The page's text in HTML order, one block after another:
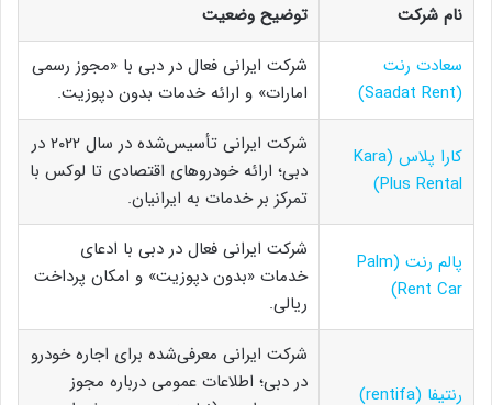
نام شرکت
توضیح وضعیت
سعادت رنت
(Saadat Rent)
شرکت ایرانی فعال در دبی با «مجوز رسمی
امارات» و ارائه خدمات بدون دپوزیت.
کارا پلاس (Kara
Plus Rental)
شرکت ایرانی تأسیس‌شده در سال ۲۰۲۲ در
دبی؛ ارائه خودروهای اقتصادی تا لوکس با
تمرکز بر خدمات به ایرانیان.
پالم رنت (Palm
Rent Car)
شرکت ایرانی فعال در دبی با ادعای
خدمات «بدون دپوزیت» و امکان پرداخت
ریالی.
رنتیفا (rentifa)
شرکت ایرانی معرفی‌شده برای اجاره خودرو
در دبی؛ اطلاعات عمومی درباره مجوز